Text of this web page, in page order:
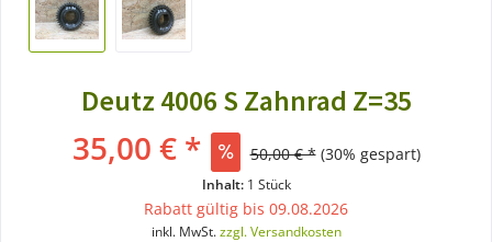
Deutz 4006 S Zahnrad Z=35
35,00 € * 50,00 € * (30% gespart)
Inhalt: 1 Stück
Rabatt gültig bis 09.08.2026
inkl. MwSt.zzgl. Versandkosten